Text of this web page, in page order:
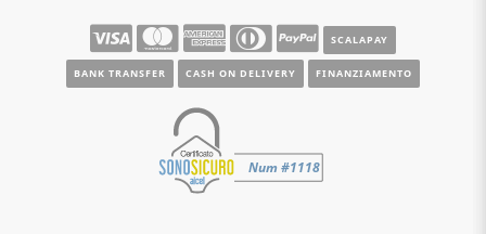
SCALAPAY
BANK TRANSFER CASH ON DELIVERY FINANZIAMENTO